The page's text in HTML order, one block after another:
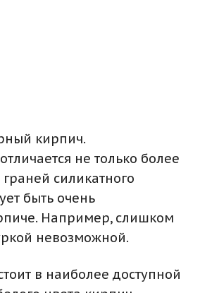
кирпич.
не только более
силикатного
быть очень
Например, слишком
невозможной.
в наиболее доступной